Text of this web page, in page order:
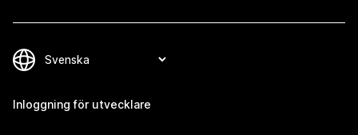
Inloggning för utvecklare